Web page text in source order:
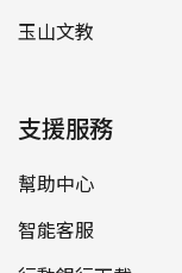
玉山文教
支援服務
幫助中心
智能客服